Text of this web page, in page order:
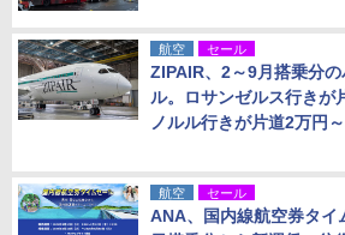
航空 セール
ZIPAIR、2～9月搭乗分
ル。ロサンゼルス行きが
ノルル行きが片道2万円
航空 セール
ANA、国内線航空券タイ